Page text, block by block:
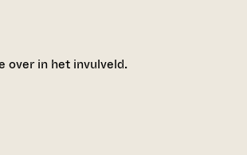
over in het invulveld.